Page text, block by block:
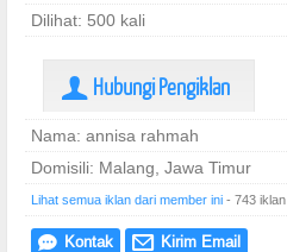
Dilihat: 500 kali
U Hubungi Pengiklan
Nama: annisa rahmah
Domisili: Malang, Jawa Timur
Lihat semua iklan dari member ini - 743 iklan
e Kontak @ Kirim Email